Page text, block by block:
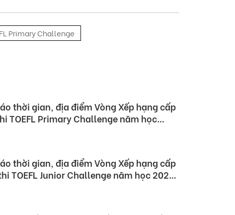
Primary Challenge
thời gian, địa điểm Vòng Xếp hạng cấp
TOEFL Primary Challenge năm học
thời gian, địa điểm Vòng Xếp hạng cấp
TOEFL Junior Challenge năm học 2023